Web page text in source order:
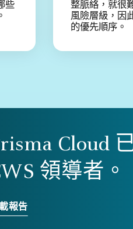
些
整脈絡，就很
風險層級，因
的優先順序。
Cloud
領導者。
報告